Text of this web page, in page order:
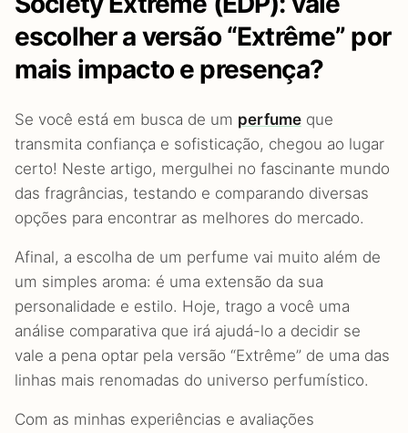
escolher a versão “Extrême” por
mais impacto e presença?
Se você está em busca de um perfume que
transmita confiança e sofisticação, chegou ao lugar
certo! Neste artigo, mergulhei no fascinante mundo
das fragrâncias, testando e comparando diversas
opções para encontrar as melhores do mercado.
Afinal, a escolha de um perfume vai muito além de
um simples aroma: é uma extensão da sua
personalidade e estilo. Hoje, trago a você uma
análise comparativa que irá ajudá-lo a decidir se
vale a pena optar pela versão “Extrême” de uma das
linhas mais renomadas do universo perfumístico.
Com as minhas experiências e avaliações